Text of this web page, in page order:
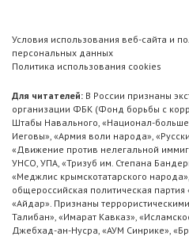
Условия использования веб-сайта и
персональных данных
Политика использования cookies
Для читателей: В России признаны
организации ФБК (Фонд борьбы с
Штабы Навального, «Национал-
Иеговы», «Армия воли народа»,
«Движение против нелегальной
УНСО, УПА, «Тризуб им. Степана
«Меджлис крымскотатарского
общероссийская политическая партия
«Айдар». Признаны
Талибан», «Имарат Кавказ»,
Джебхад-ан-Нусра, «АУМ Синрике»,